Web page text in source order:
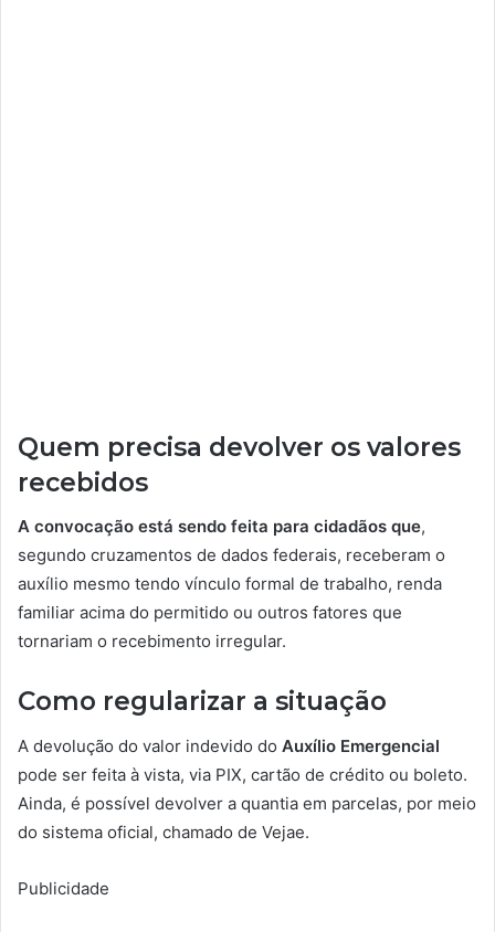
Quem precisa devolver os valores
recebidos
A convocação está sendo feita para cidadãos que,
segundo cruzamentos de dados federais, receberam o
auxílio mesmo tendo vínculo formal de trabalho, renda
familiar acima do permitido ou outros fatores que
tornariam o recebimento irregular.
Como regularizar a situação
A devolução do valor indevido do Auxílio Emergencial
pode ser feita à vista, via PIX, cartão de crédito ou boleto.
Ainda, é possível devolver a quantia em parcelas, por meio
do sistema oficial, chamado de Vejae.
Publicidade